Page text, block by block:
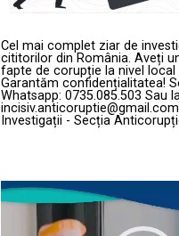
Cel mai complet ziar de
cititorilor din România. Aveți
fapte de corupție la nivel local
Garantăm confidențialitatea!
Whatsapp: 0735.085.503 Sau
Investigații - Secția
Player
video